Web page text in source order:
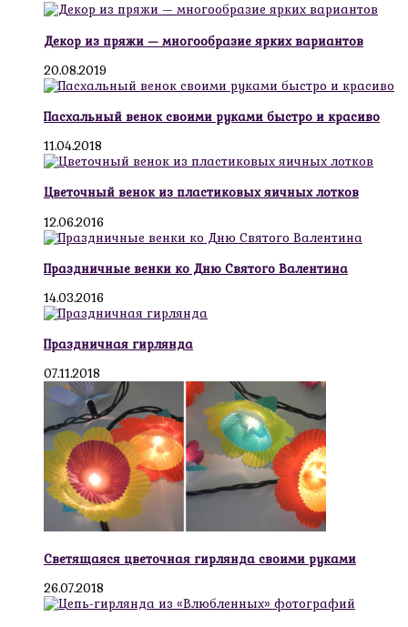
Декор из пряжи — многообразие ярких вариантов
20.08.2019
Пасхальный венок своими руками быстро и красиво
11.04.2018
Цветочный венок из пластиковых яичных лотков
12.06.2016
Праздничные венки ко Дню Святого Валентина
14.03.2016
Праздничная гирлянда
07.11.2018
Светящаяся цветочная гирлянда своими руками
26.07.2018